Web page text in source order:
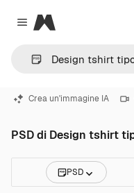
Close menu
Magnific
Crea un'immagine IA
PSD